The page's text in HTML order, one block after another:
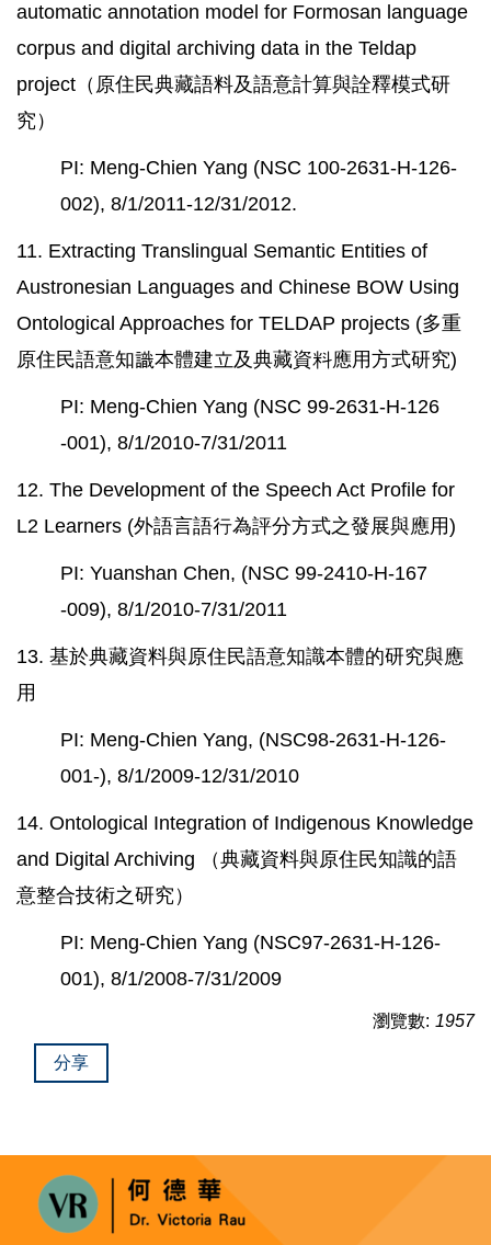
automatic annotation model for Formosan language
corpus and digital archiving data in the Teldap
project（原住民典藏語料及語意計算與詮釋模式研
究）
PI: Meng-Chien Yang (NSC 100-2631-H-126-
002), 8/1/2011-12/31/2012.
11. Extracting Translingual Semantic Entities of
Austronesian Languages and Chinese BOW Using
Ontological Approaches for TELDAP projects (多重
原住民語意知識本體建立及典藏資料應用方式研究)
PI: Meng-Chien Yang (NSC 99-2631-H-126
-001), 8/1/2010-7/31/2011
12. The Development of the Speech Act Profile for
L2 Learners (外語言語行為評分方式之發展與應用)
PI: Yuanshan Chen, (NSC 99-2410-H-167
-009), 8/1/2010-7/31/2011
13. 基於典藏資料與原住民語意知識本體的研究與應
用
PI: Meng-Chien Yang, (NSC98-2631-H-126-
001-), 8/1/2009-12/31/2010
14. Ontological Integration of Indigenous Knowledge
and Digital Archiving （典藏資料與原住民知識的語
意整合技術之研究）
PI: Meng-Chien Yang (NSC97-2631-H-126-
001), 8/1/2008-7/31/2009
瀏覽數: 1957
分享